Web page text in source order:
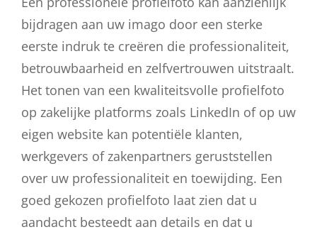
bijdragen aan uw imago door een sterke
eerste indruk te creëren die professionaliteit,
betrouwbaarheid en zelfvertrouwen uitstraalt.
Het tonen van een kwaliteitsvolle profielfoto
op zakelijke platforms zoals LinkedIn of op uw
eigen website kan potentiële klanten,
werkgevers of zakenpartners geruststellen
over uw professionaliteit en toewijding. Een
goed gekozen profielfoto laat zien dat u
aandacht besteedt aan details en dat u